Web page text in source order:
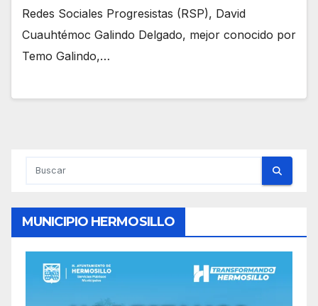
Redes Sociales Progresistas (RSP), David
Cuauhtémoc Galindo Delgado, mejor conocido por
Temo Galindo,…
MUNICIPIO HERMOSILLO